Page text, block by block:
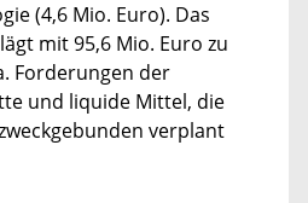
(4,6 Mio. Euro). Das
mit 95,6 Mio. Euro zu
Forderungen der
und liquide Mittel, die
verplant